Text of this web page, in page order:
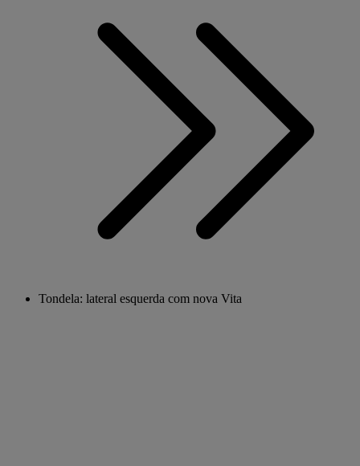
Tondela: lateral esquerda com nova Vita